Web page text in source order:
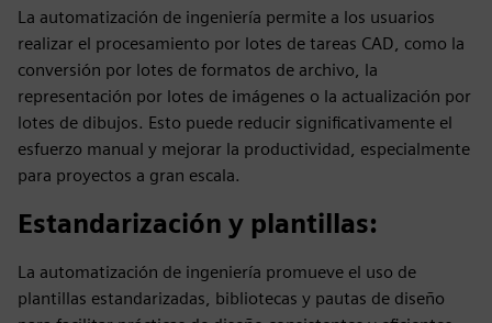
La automatización de ingeniería permite a los usuarios
realizar el procesamiento por lotes de tareas CAD, como la
conversión por lotes de formatos de archivo, la
representación por lotes de imágenes o la actualización por
lotes de dibujos. Esto puede reducir significativamente el
esfuerzo manual y mejorar la productividad, especialmente
para proyectos a gran escala.
Estandarización y plantillas:
La automatización de ingeniería promueve el uso de
plantillas estandarizadas, bibliotecas y pautas de diseño